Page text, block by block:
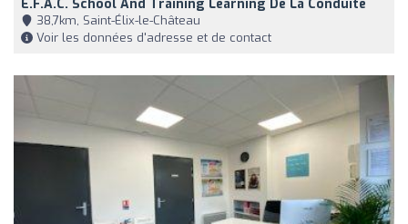
E.f.a.c. School And Training Learning De La Conduite
38,7km, Saint-Élix-le-Château
Voir les données d'adresse et de contact